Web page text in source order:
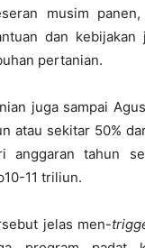
musim panen,
dan
pertanian.
juga sampai
atau sekitar 50%
tahun
11 triliun.
jelas men-